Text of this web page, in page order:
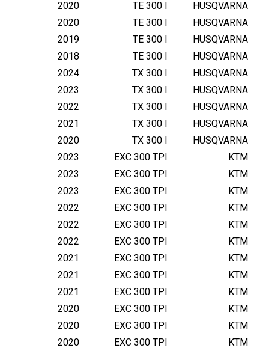
-
2
1
HUSQVARNA
TE 300 I
2020
HUSQVARNA
TE 300 I
2020
HUSQVARNA
TE 300 I
2019
HUSQVARNA
TE 300 I
2018
HUSQVARNA
TX 300 I
2024
HUSQVARNA
TX 300 I
2023
HUSQVARNA
TX 300 I
2022
HUSQVARNA
TX 300 I
2021
HUSQVARNA
TX 300 I
2020
KTM
EXC 300 TPI
2023
KTM
EXC 300 TPI
2023
KTM
EXC 300 TPI
2023
KTM
EXC 300 TPI
2022
KTM
EXC 300 TPI
2022
KTM
EXC 300 TPI
2022
KTM
EXC 300 TPI
2021
KTM
EXC 300 TPI
2021
KTM
EXC 300 TPI
2021
KTM
EXC 300 TPI
2020
KTM
EXC 300 TPI
2020
KTM
EXC 300 TPI
2020